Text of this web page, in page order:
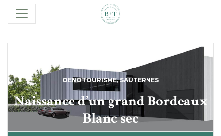
OENOTOURISME,SAUTERNES
Naissance d’un grand Bordeaux
Blanc sec